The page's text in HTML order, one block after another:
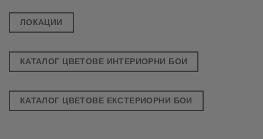
ЛОКАЦИИ
КАТАЛОГ ЦВЕТОВЕ ИНТЕРИОРНИ БОИ
КАТАЛОГ ЦВЕТОВЕ ЕКСТЕРИОРНИ БОИ